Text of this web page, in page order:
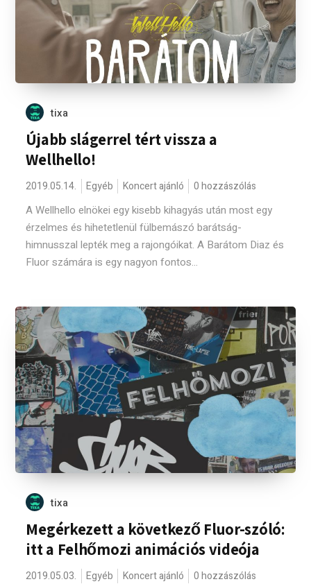
tixa
Újabb slágerrel tért vissza a
Wellhello!
2019.05.14. Egyéb Koncert ajánló 0 hozzászólás
A Wellhello elnökei egy kisebb kihagyás után most egy
érzelmes és hihetetlenül fülbemászó barátság-
himnusszal lepték meg a rajongóikat. A Barátom Diaz és
Fluor számára is egy nagyon fontos...
tixa
Megérkezett a következő Fluor-szóló:
itt a Felhőmozi animációs videója
2019.05.03. Egyéb Koncert ajánló 0 hozzászólás